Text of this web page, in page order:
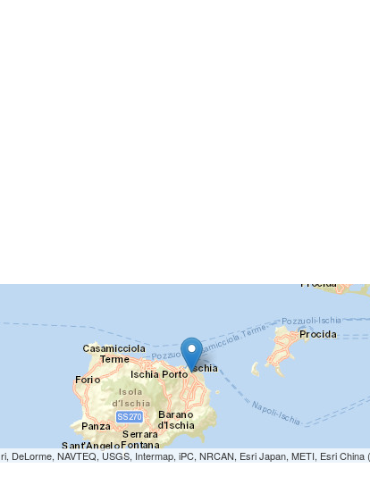
DeLorme, NAVTEQ, USGS, Intermap, iPC, NRCAN, Esri Japan, METI, Esri